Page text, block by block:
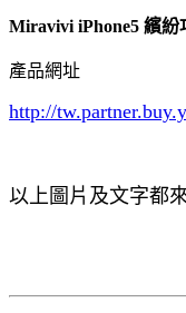
Miravivi iPhone5 繽
產品網址
http://
以上圖片及文字都